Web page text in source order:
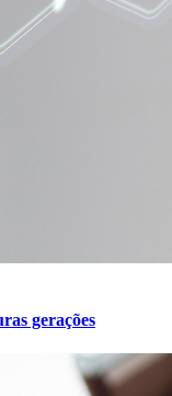
gerações